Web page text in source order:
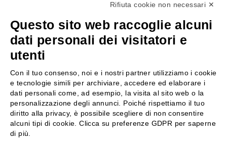
servizioclienti@rossiprofumi.it
SERVIZIO CLIENTI
Resi e rimborsi
Pagamenti
Spedizione
Condizioni generali di vendita
Privacy Policy
Chi siamo
Contattaci
Negozi
Attiva la Rossi Card
Rifiuta cookie non necessari ✕
Questo sito web raccoglie alcuni
dati personali dei visitatori e
utenti
Con il tuo consenso, noi e i nostri partner utilizziamo i cookie
e tecnologie simili per archiviare, accedere ed elaborare i
dati personali come, ad esempio, la visita al sito web o la
personalizzazione degli annunci. Poiché rispettiamo il tuo
diritto alla privacy, è possibile scegliere di non consentire
alcuni tipi di cookie. Clicca su preferenze GDPR per saperne
di più.